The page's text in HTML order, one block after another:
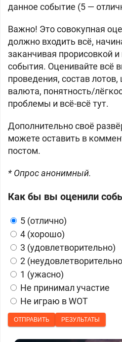
данное событие (5 —
Важно! Это совокупная
должно входить всё,
заканчивая прорисовкой
события. Оценивайте всё
проведения, состав
валюта, понятность/
проблемы и всё-всё тут.
Дополнительно своё
можете оставить в
постом.
* Опрос анонимный.
Как бы вы оценили
5 (отлично)
4 (хорошо)
3 (удовлетворительно)
2
1 (ужасно)
Не принимал участие
Не играю в WOT